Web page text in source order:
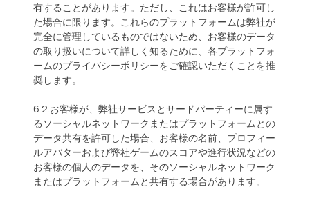
有することがあります。ただし、これはお客様が許可し
た場合に限ります。これらのプラットフォームは弊社が
完全に管理しているものではないため、お客様のデータ
の取り扱いについて詳しく知るために、各プラットフォ
ームのプライバシーポリシーをご確認いただくことを推
奨します。
6.2.お客様が、弊社サービスとサードパーティーに属す
るソーシャルネットワークまたはプラットフォームとの
データ共有を許可した場合、お客様の名前、プロフィー
ルアバターおよび弊社ゲームのスコアや進行状況などの
お客様の個人のデータを、そのソーシャルネットワーク
またはプラットフォームと共有する場合があります。